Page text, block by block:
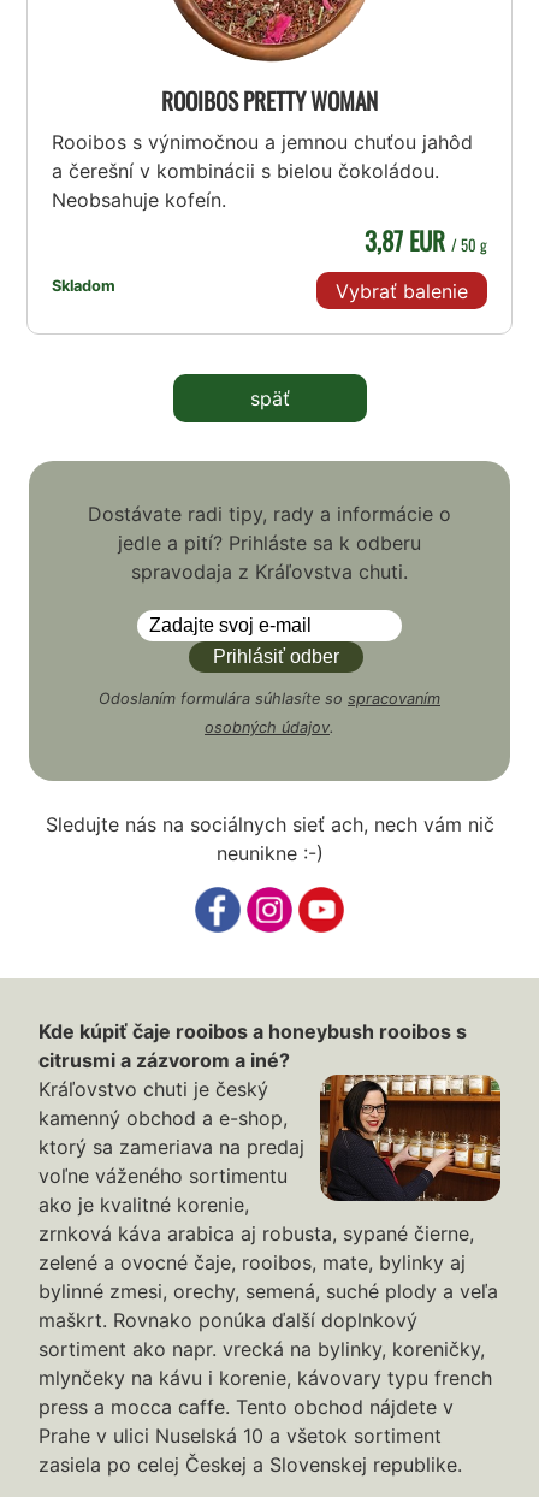
ROOIBOS PRETTY WOMAN
Rooibos s výnimočnou a jemnou chuťou jahôd
a čerešní v kombinácii s bielou čokoládou.
Neobsahuje kofeín.
Skladom
3,87 EUR / 50 g
Vybrať balenie
späť
Dostávate radi tipy, rady a informácie o
jedle a pití? Prihláste sa k odberu
spravodaja z Kráľovstva chuti.
Odoslaním formulára súhlasíte so spracovaním
osobných údajov.
Sledujte nás na sociálnych sieť ach, nech vám nič
neunikne :-)
Kde kúpiť čaje rooibos a honeybush rooibos s
citrusmi a zázvorom a iné?
Kráľovstvo chuti je český
kamenný obchod a e-shop,
ktorý sa zameriava na predaj
voľne váženého sortimentu
ako je kvalitné korenie,
zrnková káva arabica aj robusta, sypané čierne,
zelené a ovocné čaje, rooibos, mate, bylinky aj
bylinné zmesi, orechy, semená, suché plody a veľa
maškrt. Rovnako ponúka ďalší doplnkový
sortiment ako napr. vrecká na bylinky, koreničky,
mlynčeky na kávu i korenie, kávovary typu french
press a mocca caffe. Tento obchod nájdete v
Prahe v ulici Nuselská 10 a všetok sortiment
zasiela po celej Českej a Slovenskej republike.